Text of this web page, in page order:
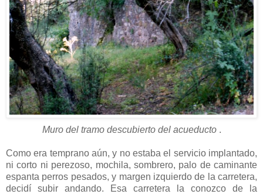
Muro del tramo descubierto del acueducto .
Como era temprano aún, y no estaba el servicio implantado,
ni corto ni perezoso, mochila, sombrero, palo de caminante
espanta perros pesados, y margen izquierdo de la carretera,
decidí subir andando. Esa carretera la conozco de la